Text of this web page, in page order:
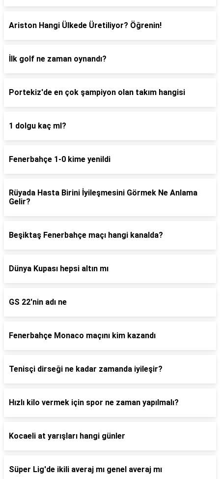
Ariston Hangi Ülkede Üretiliyor? Öğrenin!
İlk golf ne zaman oynandı?
Portekiz'de en çok şampiyon olan takım hangisi
1 dolgu kaç ml?
Fenerbahçe 1-0 kime yenildi
Rüyada Hasta Birini İyileşmesini Görmek Ne Anlama
Gelir?
Beşiktaş Fenerbahçe maçı hangi kanalda?
Dünya Kupası hepsi altın mı
GS 22'nin adı ne
Fenerbahçe Monaco maçını kim kazandı
Tenisçi dirseği ne kadar zamanda iyileşir?
Hızlı kilo vermek için spor ne zaman yapılmalı?
Kocaeli at yarışları hangi günler
Süper Lig'de ikili averaj mı genel averaj mı